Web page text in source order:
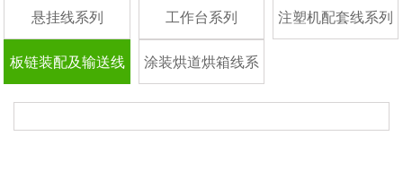
悬挂线系列 工作台系列 注塑机配套线系列
板链装配及输送线
系列
涂装烘道烘箱线系
列